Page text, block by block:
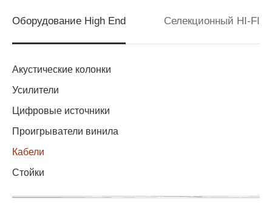
Оборудование High End Селекционный HI-FI
Акустические колонки
Усилители
Цифровые источники
Проигрыватели винила
Кабели
Стойки